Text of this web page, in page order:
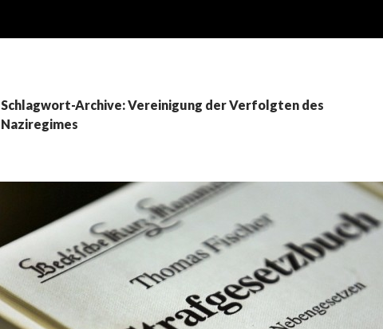
Schlagwort-Archive: Vereinigung der Verfolgten des
Naziregimes